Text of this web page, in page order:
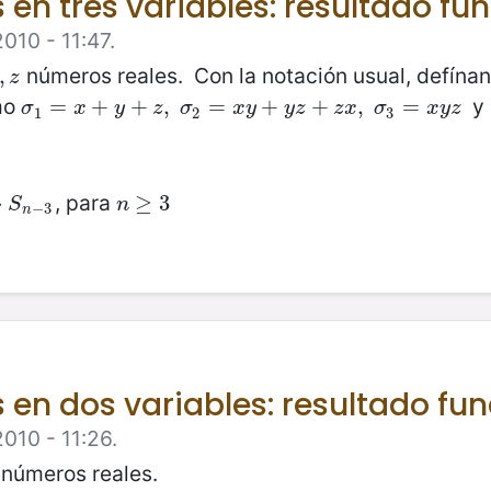
- 11:47.
z números reales. Con la notación usual,
σ1 = x + y + z, σ2 = xy + yz + zx, σ3 = xyz
σ1 =x +y+ z, σ2= xy+ yz +z x, σ3 =x yz y
Sn−3 , para n ≥ 3
n≥3
dos variables: resultado
- 11:26.
reales.